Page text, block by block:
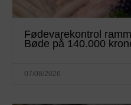
Fødevarekontrol
Bøde på 140.000
07/08/2026